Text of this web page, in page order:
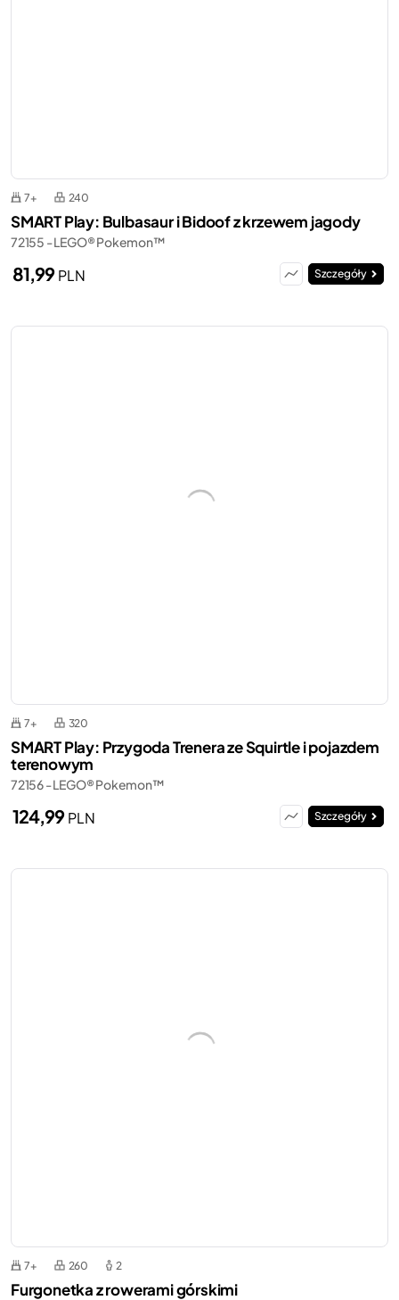
7+ 240
SMART Play: Bulbasaur i Bidoof z krzewem jagody
72155 - LEGO® Pokemon™
81,99PLN Szczegóły
7+ 320
SMART Play: Przygoda Trenera ze Squirtle i pojazdem
terenowym
72156 - LEGO® Pokemon™
124,99PLN Szczegóły
7+ 260 2
Furgonetka z rowerami górskimi